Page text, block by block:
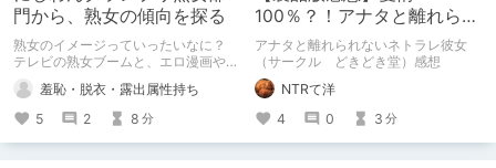
門から、熟女の傾向を探る
熟女のイメージっていったいなに？
テレビの熟女ブームと、エロ漫画や官
能小説やエロ同人における熟女モノに
乖離があるような気がしたので、フィ
クションの熟女における最大公約数に
ついて 少し考えてみました。 あと、
お勧めしたい熟女部門の作品紹介も。
羞恥・脱衣・露出属性持ち
5
2 8 分
100％？！アナタと離れられ
ないネトラレ彼女感想レビ
ュー
アナタと離れられないネトラレ彼女
（サークル どきどき堂）感想
NTRて洋
4
0 3 分